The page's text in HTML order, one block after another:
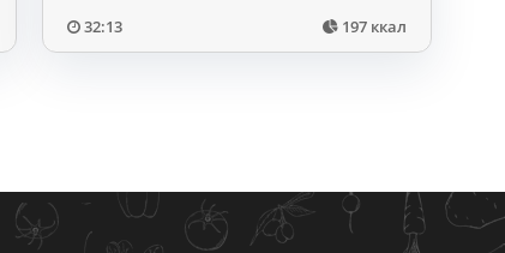
32:13 197 ккал